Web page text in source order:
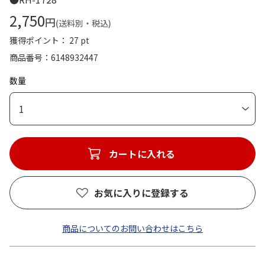
2,750円(送料別・税込)
獲得ポイント： 27 pt
商品番号
6148932447
数量
1
カートに入れる
お気に入りに登録する
商品についてのお問い合わせはこちら